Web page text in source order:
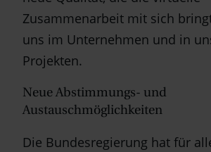
Zusammenarbeit mit sich
uns im Unternehmen und in
Projekten.
Neue Abstimmungs- und
Austauschmöglichkeiten
Die Bundesregierung hat für